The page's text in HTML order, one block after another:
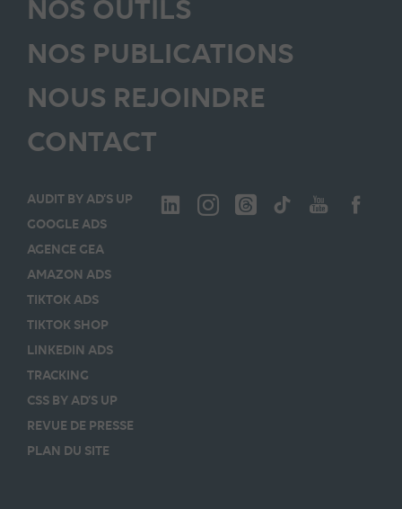
NOS OUTILS
NOS PUBLICATIONS
NOUS REJOINDRE
CONTACT
AUDIT BY AD’S UP
GOOGLE ADS
AGENCE GEA
AMAZON ADS
TIKTOK ADS
TIKTOK SHOP
LINKEDIN ADS
TRACKING
CSS BY AD’S UP
REVUE DE PRESSE
PLAN DU SITE